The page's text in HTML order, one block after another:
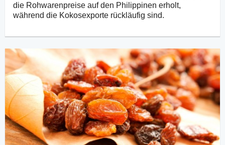
die Rohwarenpreise auf den Philippinen erholt,
während die Kokosexporte rückläufig sind.